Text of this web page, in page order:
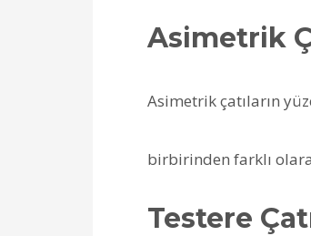
Asimetrik
Asimetrik çatıların
birbirinden farklı
Testere